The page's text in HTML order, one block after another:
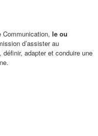
le ou
d’assister au
définir, adapter et conduire une